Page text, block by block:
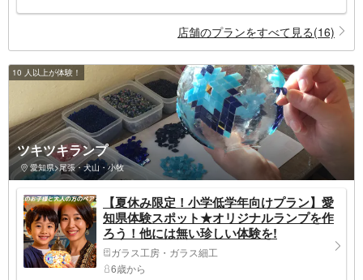
店舗のプランをすべて見る(16)
10 人以上が体験！
ツキツキランプ
愛知県>尾張・犬山・小牧
【夏休み限定！小学低学年向けプラン】愛
知県体験スポット★オリジナルランプを作
ろう！他には無い珍しい体験を!
ガラス工房・ガラス細工
6歳から